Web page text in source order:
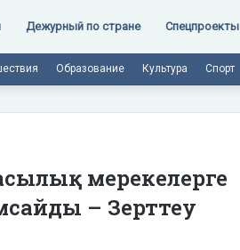
Дежурный по стране Спецпроекты
Образование Культура Спорт
мерекелерге
– Зерттеу